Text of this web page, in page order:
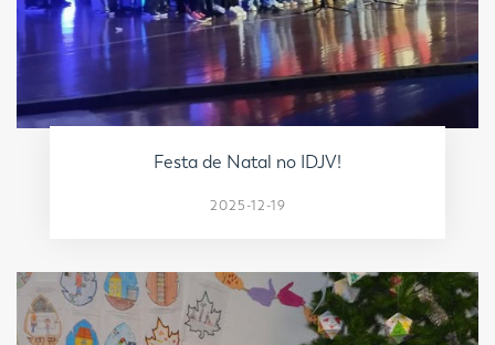
Festa de Natal no IDJV!
2025-12-19